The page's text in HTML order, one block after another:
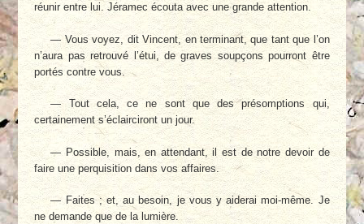
réunir entre lui. Jéramec écouta avec une grande attention.
— Vous voyez, dit Vincent, en terminant, que tant que l’on
n’aura pas retrouvé l’étui, de graves soupçons pourront être
portés contre vous.
— Tout cela, ce ne sont que des présomptions qui,
certainement s’éclairciront un jour.
— Possible, mais, en attendant, il est de notre devoir de
faire une perquisition dans vos affaires.
— Faites ; et, au besoin, je vous y aiderai moi-même. Je
ne demande que de la lumière.